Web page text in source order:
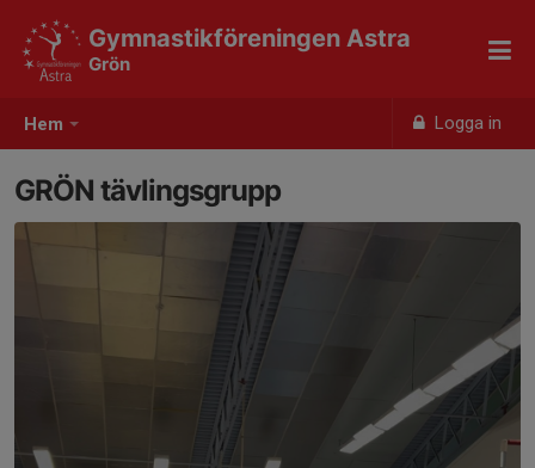
Hem Logga in
Gymnastikföreningen Astra
Grön
GRÖN tävlingsgrupp